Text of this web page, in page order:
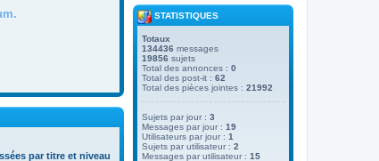
par titre et niveau
STATISTIQUES
Totaux
134436 messages
19856 sujets
Total des annonces : 0
Total des post-it : 62
Total des pièces jointes : 21992
Sujets par jour : 3
Messages par jour : 19
Utilisateurs par jour : 1
Sujets par utilisateur : 2
Messages par utilisateur : 15